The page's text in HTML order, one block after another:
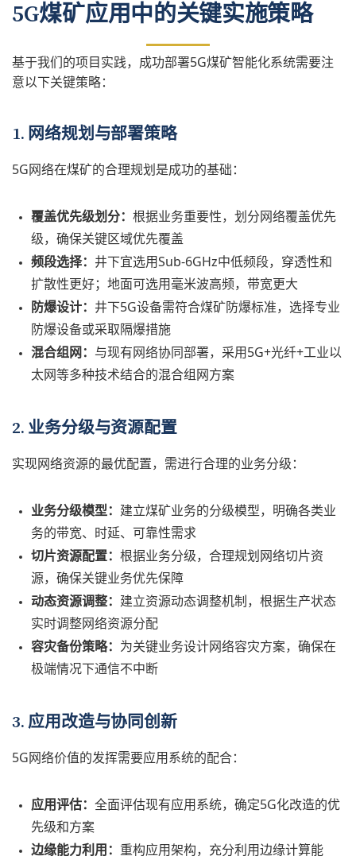
5G煤矿应用中的关键实施策略
基于我们的项目实践，成功部署5G煤矿智能化系统需要注
意以下关键策略：
1. 网络规划与部署策略
5G网络在煤矿的合理规划是成功的基础：
覆盖优先级划分： 根据业务重要性，划分网络覆盖优先
级，确保关键区域优先覆盖
频段选择： 井下宜选用Sub-6GHz中低频段，穿透性和
扩散性更好；地面可选用毫米波高频，带宽更大
防爆设计： 井下5G设备需符合煤矿防爆标准，选择专业
防爆设备或采取隔爆措施
混合组网： 与现有网络协同部署，采用5G+光纤+工业以
太网等多种技术结合的混合组网方案
2. 业务分级与资源配置
实现网络资源的最优配置，需进行合理的业务分级：
业务分级模型： 建立煤矿业务的分级模型，明确各类业
务的带宽、时延、可靠性需求
切片资源配置： 根据业务分级，合理规划网络切片资
源，确保关键业务优先保障
动态资源调整： 建立资源动态调整机制，根据生产状态
实时调整网络资源分配
容灾备份策略： 为关键业务设计网络容灾方案，确保在
极端情况下通信不中断
3. 应用改造与协同创新
5G网络价值的发挥需要应用系统的配合：
应用评估： 全面评估现有应用系统，确定5G化改造的优
先级和方案
边缘能力利用： 重构应用架构，充分利用边缘计算能